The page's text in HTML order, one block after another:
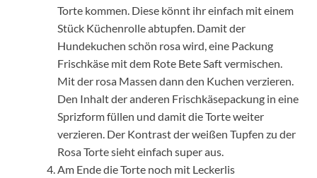
Torte kommen. Diese könnt ihr einfach mit einem
Stück Küchenrolle abtupfen. Damit der
Hundekuchen schön rosa wird, eine Packung
Frischkäse mit dem Rote Bete Saft vermischen.
Mit der rosa Massen dann den Kuchen verzieren.
Den Inhalt der anderen Frischkäsepackung in eine
Sprizform füllen und damit die Torte weiter
verzieren. Der Kontrast der weißen Tupfen zu der
Rosa Torte sieht einfach super aus.
Am Ende die Torte noch mit Leckerlis